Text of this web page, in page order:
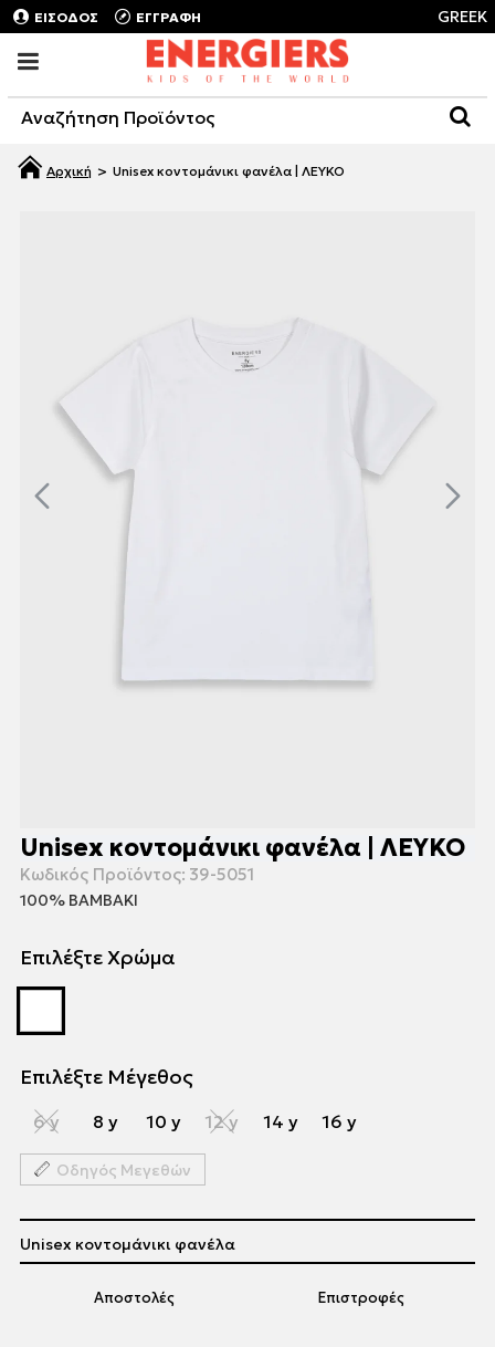
ΕΙΣΟΔΟΣ ΕΓΓΡΑΦΗ GREEK
Unisex κοντομάνικι φανέλα | ΛΕΥΚΟ
Unisex κοντομάνικι φανέλα | ΛΕΥΚΟ
Κωδικός Προϊόντος: 39-5051
100% ΒΑΜΒΑΚΙ
Επιλέξτε Χρώμα
Επιλέξτε Μέγεθος
6 y 8 y 10 y 12 y 14 y 16 y
Οδηγός Μεγεθών
Αποστολές Επιστροφές
Unisex κοντομάνικι φανέλα